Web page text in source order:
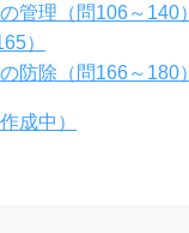
管理（問106～140）
）
防除（問166～180）
成中）